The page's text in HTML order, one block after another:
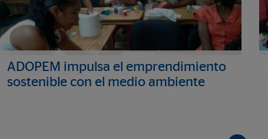
ADOPEM impulsa el emprendimiento
sostenible con el medio ambiente